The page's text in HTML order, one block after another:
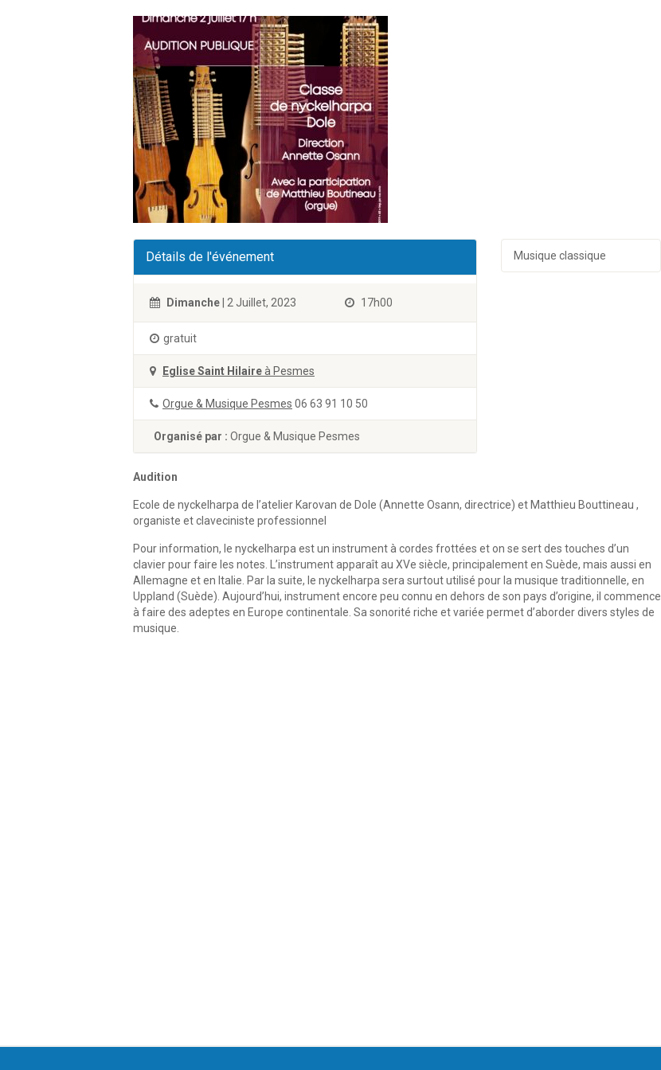
Détails de l'événement
Dimanche | 2 Juillet, 2023 17h00
gratuit
Eglise Saint Hilaireà Pesmes
Orgue & Musique Pesmes 06 63 91 10 50
Organisé par : Orgue & Musique Pesmes
Musique classique
Audition
Ecole de nyckelharpa de l’atelier Karovan de Dole (Annette Osann, directrice) et Matthieu Bouttineau ,
organiste et claveciniste professionnel
Pour information, le nyckelharpa est un instrument à cordes frottées et on se sert des touches d’un
clavier pour faire les notes. L’instrument apparaît au XVe siècle, principalement en Suède, mais aussi en
Allemagne et en Italie. Par la suite, le nyckelharpa sera surtout utilisé pour la musique traditionnelle, en
Uppland (Suède). Aujourd’hui, instrument encore peu connu en dehors de son pays d’origine, il commence
à faire des adeptes en Europe continentale. Sa sonorité riche et variée permet d’aborder divers styles de
musique.